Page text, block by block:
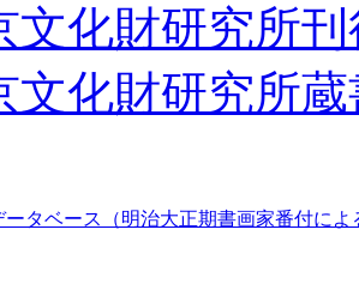
文化財研究所
文化財研究所
ータベース（明治大正期書画家番付によ